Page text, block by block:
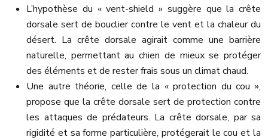
L’hypothèse du « vent-shield » suggère que la crête
dorsale sert de bouclier contre le vent et la chaleur du
désert. La crête dorsale agirait comme une barrière
naturelle, permettant au chien de mieux se protéger
des éléments et de rester frais sous un climat chaud.
Une autre théorie, celle de la « protection du cou »,
propose que la crête dorsale sert de protection contre
les attaques de prédateurs. La crête dorsale, par sa
rigidité et sa forme particulière, protégerait le cou et la